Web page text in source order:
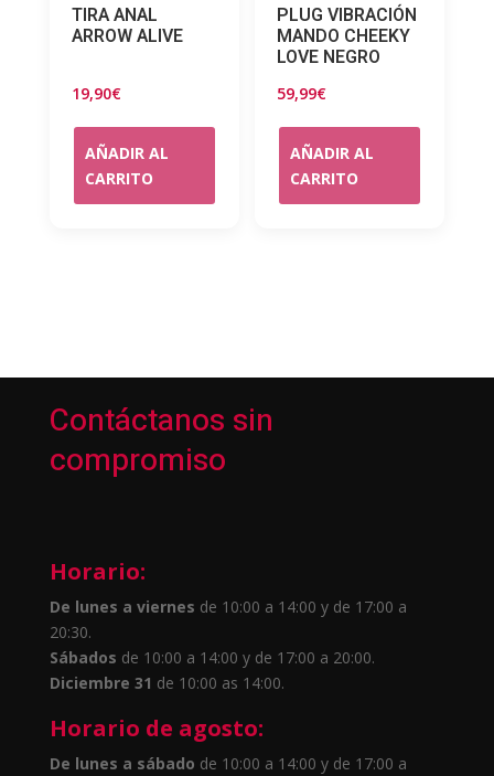
TIRA ANAL
ARROW ALIVE
19,90€
AÑADIR AL
CARRITO
PLUG VIBRACIÓN
MANDO CHEEKY
LOVE NEGRO
59,99€
AÑADIR AL
CARRITO
Contáctanos sin
compromiso
Horario:
De lunes a viernes de 10:00 a 14:00 y de 17:00 a
20:30.
Sábados de 10:00 a 14:00 y de 17:00 a 20:00.
Diciembre 31 de 10:00 as 14:00.
Horario de agosto:
De lunes a sábado de 10:00 a 14:00 y de 17:00 a